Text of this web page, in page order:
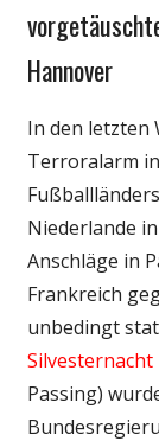
Politik
Wissenschaft
Hannover
In den letzten
Terroralarm
Niederlande
Anschläge in
Frankreich
unbedingt
Passing)